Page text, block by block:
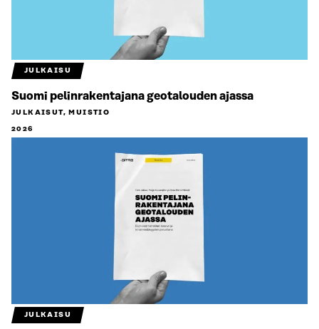
JULKAISU
Suomi pelinrakentajana geotalouden ajassa
JULKAISUT, MUISTIO
2026
JULKAISU